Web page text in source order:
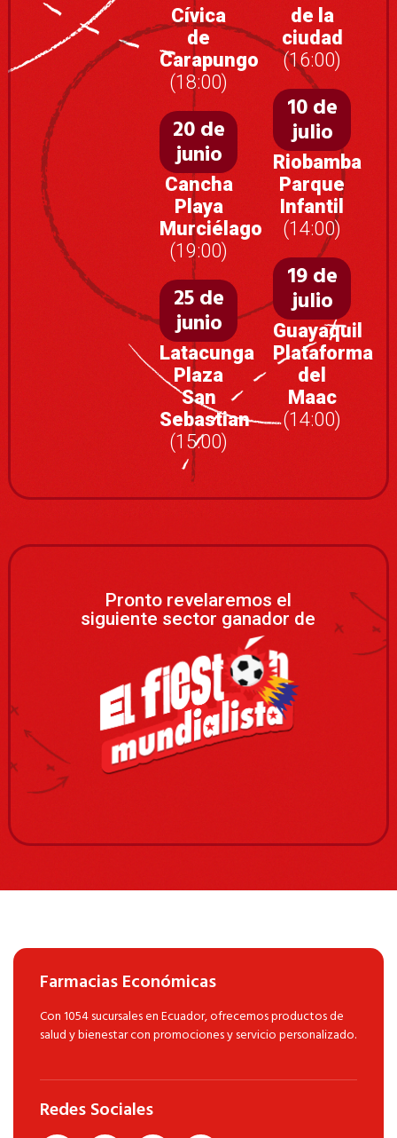
Cívica
de
Carapungo
(18:00)
20 de
junio
Cancha
Playa
Murciélago
(19:00)
25 de
junio
Latacunga
Plaza
San
Sebastian
(15:00)
de la
ciudad
(16:00)
10 de
julio
Riobamba
Parque
Infantil
(14:00)
19 de
julio
Guayaquil
Plataforma
del
Maac
(14:00)
Pronto revelaremos el
siguiente sector ganador de
Farmacias Económicas
Con 1054 sucursales en Ecuador, ofrecemos productos de
salud y bienestar con promociones y servicio personalizado.
Redes Sociales